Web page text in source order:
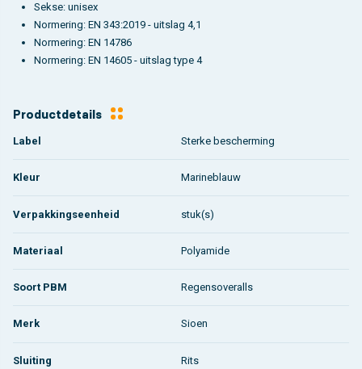
Sekse: unisex
Normering: EN 343:2019 - uitslag 4,1
Normering: EN 14786
Normering: EN 14605 - uitslag type 4
Productdetails
Label Sterke bescherming
Kleur Marineblauw
Verpakkingseenheid stuk(s)
Materiaal Polyamide
Soort PBM Regensoveralls
Merk Sioen
Sluiting Rits